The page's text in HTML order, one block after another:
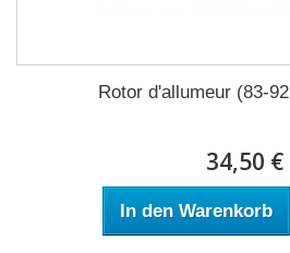
Rotor d'allumeur (83-
34,50 €
In den Warenkorb